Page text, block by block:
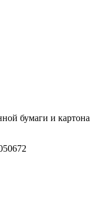
бумаги и картона